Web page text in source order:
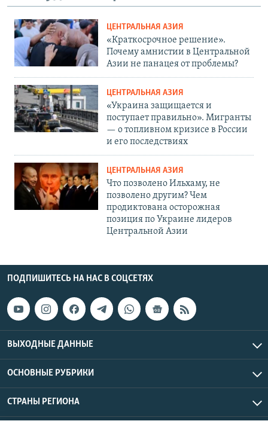
ЦЕНТРАЛЬНАЯ АЗИЯ
«Краткосрочное решение».
Почему амнистии в Центральной
Азии не панацея от проблемы?
ЦЕНТРАЛЬНАЯ АЗИЯ
«Украина защищается и
поступает правильно». Мигранты
— о топливном кризисе в России
и его последствиях
ЦЕНТРАЛЬНАЯ АЗИЯ
Что позволено Ильхаму, не
позволено другим? Чем
продиктована осторожная
позиция по Украине лидеров
Центральной Азии
ПОДПИШИТЕСЬ НА НАС В СОЦСЕТЯХ
ВЫХОДНЫЕ ДАННЫЕ
ОСНОВНЫЕ РУБРИКИ
СТРАНЫ РЕГИОНА